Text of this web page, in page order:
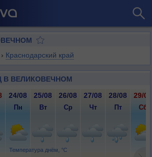
› Краснодарский край
В ВЕЛИКОВЕЧНОМ
Температура днём, °C
24/08 25/08 26/08 27/08 28/08 29/08
Пн Вт Ср Чт Пт Сб